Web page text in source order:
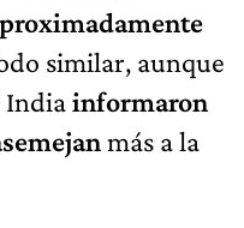
similar, aunque
Indiainformaron
más a la